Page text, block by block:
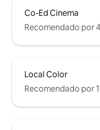
Co-Ed Cinema
Recomendado por
Local Color
Recomendado por